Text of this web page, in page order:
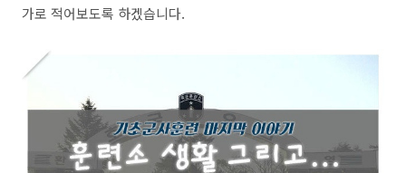
가로 적어보도록 하겠습니다.